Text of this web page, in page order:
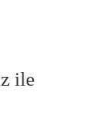
ile